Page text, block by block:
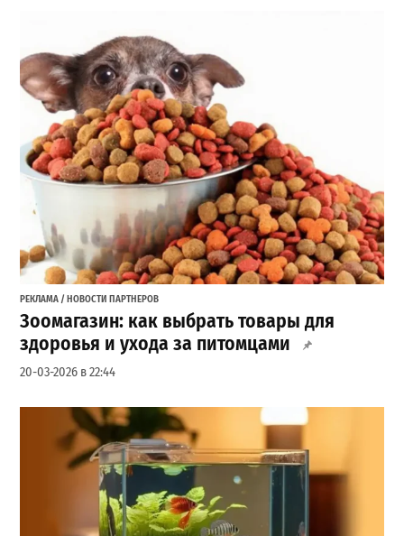
РЕКЛАМА / НОВОСТИ ПАРТНЕРОВ
Зоомагазин: как выбрать товары для
здоровья и ухода за питомцами
20-03-2026 в 22:44